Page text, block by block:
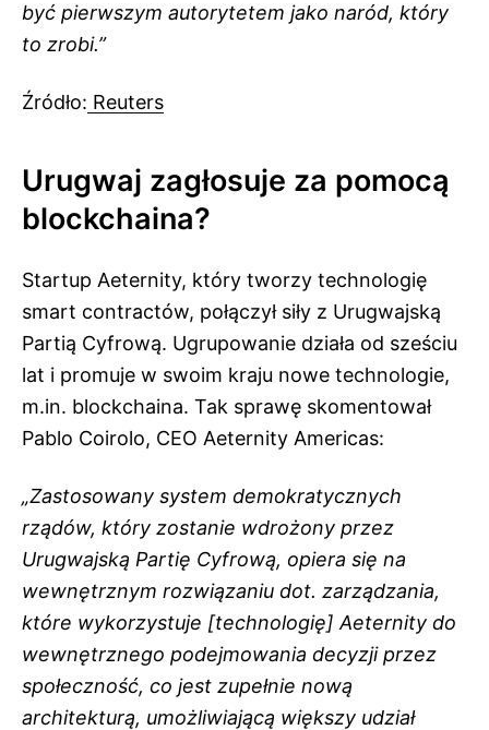
być pierwszym autorytetem jako naród, który
to zrobi.”
Źródło: Reuters
Urugwaj zagłosuje za pomocą
blockchaina?
Startup Aeternity, który tworzy technologię
smart contractów, połączył siły z Urugwajską
Partią Cyfrową. Ugrupowanie działa od sześciu
lat i promuje w swoim kraju nowe technologie,
m.in. blockchaina. Tak sprawę skomentował
Pablo Coirolo, CEO Aeternity Americas:
„Zastosowany system demokratycznych
rządów, który zostanie wdrożony przez
Urugwajską Partię Cyfrową, opiera się na
wewnętrznym rozwiązaniu dot. zarządzania,
które wykorzystuje [technologię] Aeternity do
wewnętrznego podejmowania decyzji przez
społeczność, co jest zupełnie nową
architekturą, umożliwiającą większy udział